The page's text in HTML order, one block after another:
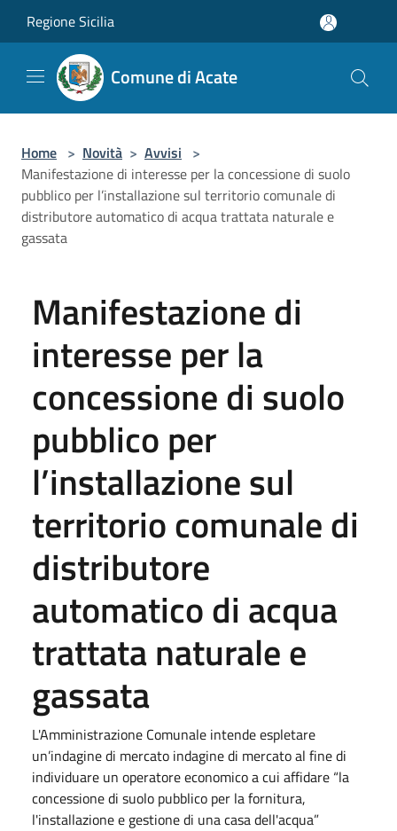
Regione Sicilia
Comune di Acate
Home > Novità > Avvisi >
Manifestazione di interesse per la concessione di suolo
pubblico per l’installazione sul territorio comunale di
distributore automatico di acqua trattata naturale e
gassata
Manifestazione di
interesse per la
concessione di suolo
pubblico per
l’installazione sul
territorio comunale di
distributore
automatico di acqua
trattata naturale e
gassata
L'Amministrazione Comunale intende espletare
un’indagine di mercato indagine di mercato al fine di
individuare un operatore economico a cui affidare “la
concessione di suolo pubblico per la fornitura,
l'installazione e gestione di una casa dell'acqua”